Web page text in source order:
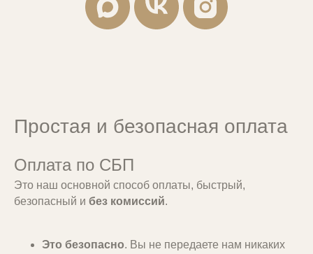
Простая и безопасная оплата
Оплата по СБП
Это наш основной способ оплаты, быстрый,
безопасный и без комиссий.
Это безопасно. Вы не передаете нам никаких